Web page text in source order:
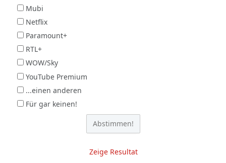
Mubi
Netflix
Paramount+
RTL+
WOW/Sky
YouTube Premium
...einen anderen
Für gar keinen!
Zeige Resultat